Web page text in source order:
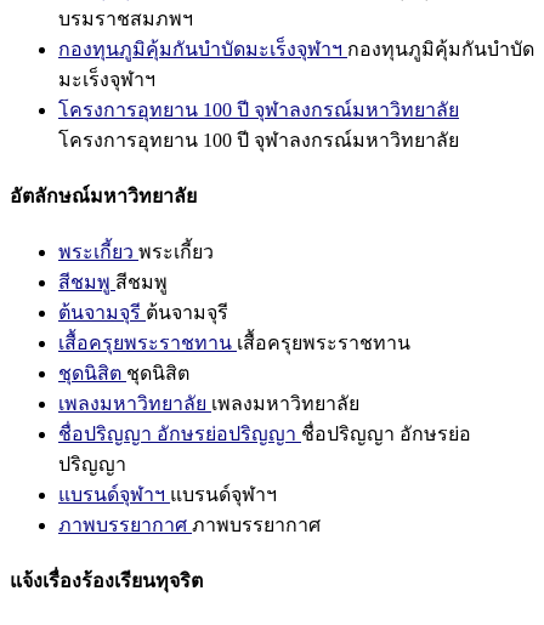
บรมราชสมภพฯ
กองทุนภูมิคุ้มกันบำบัดมะเร็งจุฬาฯ กองทุนภูมิคุ้มกันบำบัด
มะเร็งจุฬาฯ
โครงการอุทยาน 100 ปี จุฬาลงกรณ์มหาวิทยาลัย
โครงการอุทยาน 100 ปี จุฬาลงกรณ์มหาวิทยาลัย
อัตลักษณ์มหาวิทยาลัย
พระเกี้ยว พระเกี้ยว
สีชมพู สีชมพู
ต้นจามจุรี ต้นจามจุรี
เสื้อครุยพระราชทาน เสื้อครุยพระราชทาน
ชุดนิสิต ชุดนิสิต
เพลงมหาวิทยาลัย เพลงมหาวิทยาลัย
ชื่อปริญญา อักษรย่อปริญญา ชื่อปริญญา อักษรย่อ
ปริญญา
แบรนด์จุฬาฯ แบรนด์จุฬาฯ
ภาพบรรยากาศ ภาพบรรยากาศ
แจ้งเรื่องร้องเรียนทุจริต